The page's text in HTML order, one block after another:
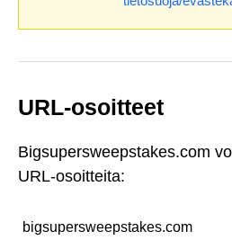
URL-osoitteet
Bigsupersweepstakes.com
URL-osoitteita:
bigsupersweepstakes.com